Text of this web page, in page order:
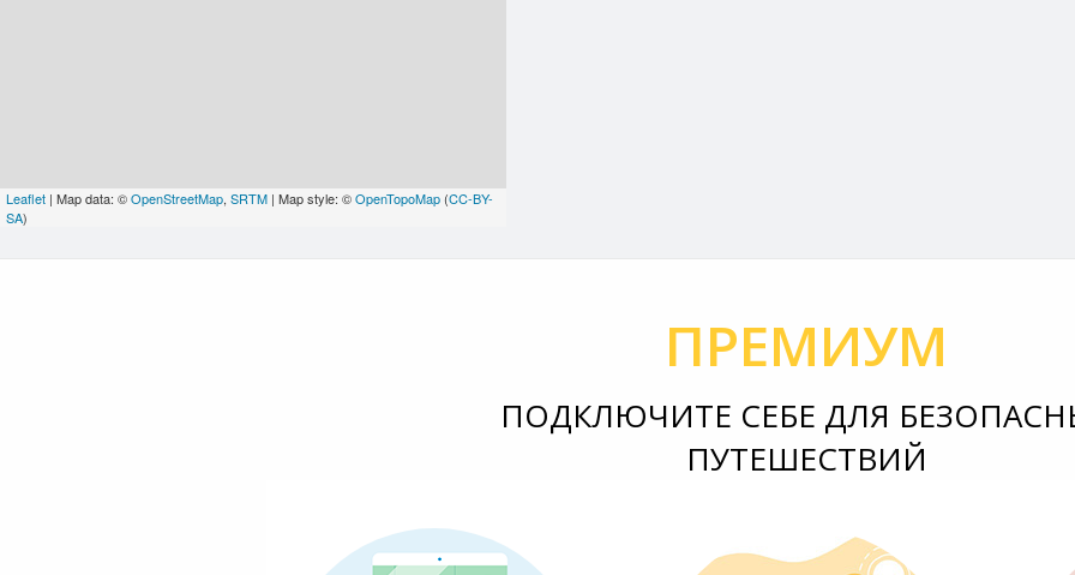
Leaflet | Map data: ©OpenStreetMap, SRTM | Map style: ©OpenTopoMap (CC-BY-
SA)
ПРЕМИУМ
ПОДКЛЮЧИТЕ СЕБЕ ДЛЯ
ПУТЕШЕСТВИЙ